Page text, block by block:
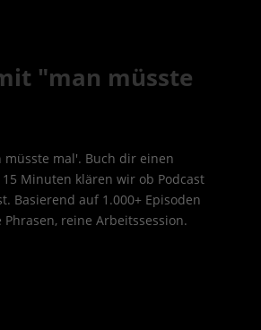
"man müsste
müsste mal'. Buch dir einen
Minuten klären wir ob Podcast
Basierend auf 1.000+ Episoden
reine Arbeitssession.